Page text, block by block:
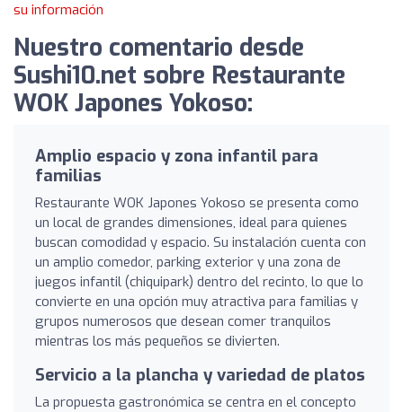
su información
Nuestro comentario desde
Sushi10.net sobre Restaurante
WOK Japones Yokoso:
Amplio espacio y zona infantil para
familias
Restaurante WOK Japones Yokoso se presenta como
un local de grandes dimensiones, ideal para quienes
buscan comodidad y espacio. Su instalación cuenta con
un amplio comedor, parking exterior y una zona de
juegos infantil (chiquipark) dentro del recinto, lo que lo
convierte en una opción muy atractiva para familias y
grupos numerosos que desean comer tranquilos
mientras los más pequeños se divierten.
Servicio a la plancha y variedad de platos
La propuesta gastronómica se centra en el concepto